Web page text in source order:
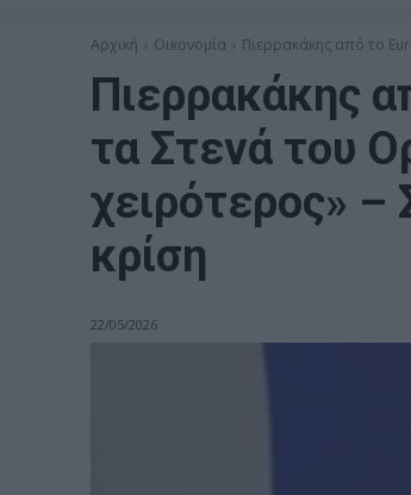
Αρχική Οικονομία Πιερρακάκης από το
Πιερρακάκης
τα Στενά του
χειρότερος» –
κρίση
22/05/2026